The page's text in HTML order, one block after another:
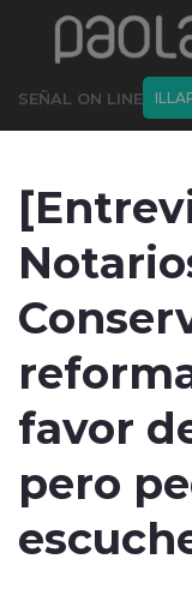
Click acá para ir
SEÑAL ON LINE
favor
pero